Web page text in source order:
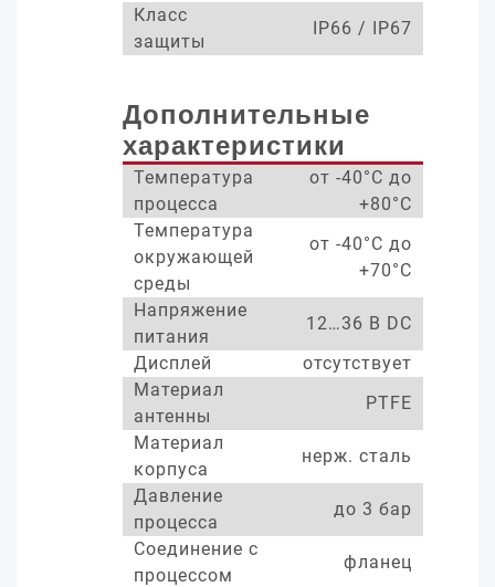
Класс
защиты
IP66 / IP67
Дополнительные
характеристики
Температура
процесса
от -40°С до
+80°С
Температура
окружающей
среды
от -40°С до
+70°С
Напряжение
питания
12…36 В DC
Дисплей
отсутствует
Материал
антенны
PTFE
Материал
корпуса
нерж. сталь
Давление
процесса
до 3 бар
Соединение с
процессом
фланец